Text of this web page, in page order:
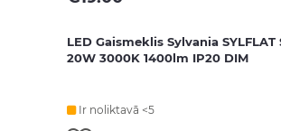
LED Gaismeklis Sylvania SYLFLAT
20W 3000K 1400lm IP20 DIM
Ir noliktavā <5